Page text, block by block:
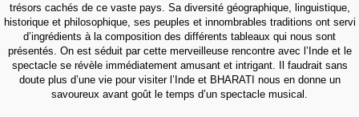
trésors cachés de ce vaste pays. Sa diversité géographique, linguistique,
historique et philosophique, ses peuples et innombrables traditions ont servi
d’ingrédients à la composition des différents tableaux qui nous sont
présentés. On est séduit par cette merveilleuse rencontre avec l’Inde et le
spectacle se révèle immédiatement amusant et intrigant. Il faudrait sans
doute plus d’une vie pour visiter l’Inde et BHARATI nous en donne un
savoureux avant goût le temps d’un spectacle musical.